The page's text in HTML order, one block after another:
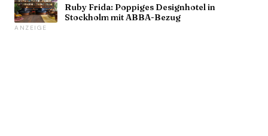
Ruby Frida: Poppiges Designhotel in
Stockholm mit ABBA-Bezug
ANZEIGE